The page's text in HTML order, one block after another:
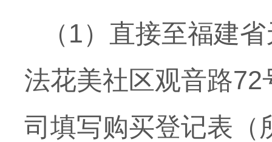
（1）直接至福建
法花美社区观音路
司填写购买登记表（